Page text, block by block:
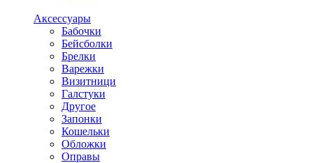
Аксессуары
Бабочки
Бейсболки
Брелки
Варежки
Визитници
Галстуки
Другое
Запонки
Кошельки
Обложки
Оправы